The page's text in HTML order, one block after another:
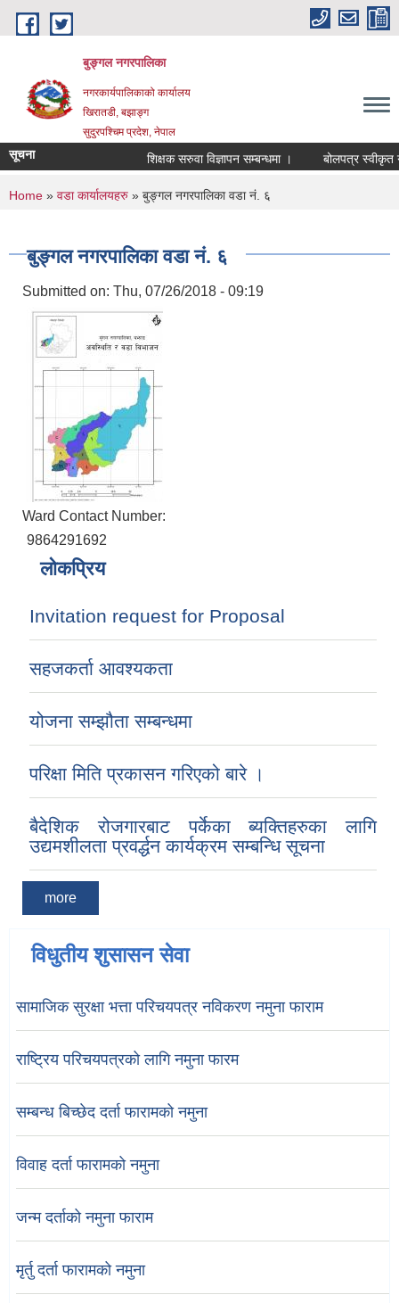
Skip to main content
बुङ्गल नगरपालिका
नगरकार्यपालिकाको कार्यालय
खिरातडी, बझाङ्ग
सुदुरपश्चिम प्रदेश, नेपाल
सूचना शिक्षक सरुवा विज्ञापन सम्बन्धमा । बोलपत्र स्वीकृत
You are here
Home » वडा कार्यालयहरु » बुङ्गल नगरपालिका वडा नं. ६
बुङ्गल नगरपालिका वडा नं. ६
Submitted on: Thu, 07/26/2018 - 09:19
Ward Contact Number:
9864291692
लोकप्रिय
Invitation request for Proposal
सहजकर्ता आवश्यकता
योजना सम्झौता सम्बन्धमा
परिक्षा मिति प्रकासन गरिएको बारे ।
बैदेशिक रोजगारबाट पर्केका ब्यक्तिहरुका लागि
उद्यमशीलता प्रवर्द्धन कार्यक्रम सम्बन्धि सूचना
more
विधुतीय शुसासन सेवा
सामाजिक सुरक्षा भत्ता परिचयपत्र नविकरण नमुना फाराम
राष्ट्रिय परिचयपत्रको लागि नमुना फारम
सम्बन्ध बिच्छेद दर्ता फारामको नमुना
विवाह दर्ता फारामको नमुना
जन्म दर्ताको नमुना फाराम
मृर्तु दर्ता फारामको नमुना